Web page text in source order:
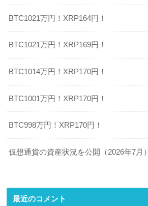
BTC1021万円！XRP164円！
BTC1021万円！XRP169円！
BTC1014万円！XRP170円！
BTC1001万円！XRP170円！
BTC998万円！XRP170円！
仮想通貨の資産状況を公開（2026年7月）
最近のコメント